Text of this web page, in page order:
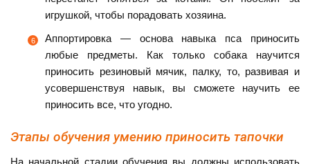
игрушкой, чтобы порадовать хозяина.
Аппортировка — основа навыка пса приносить
любые предметы. Как только собака научится
приносить резиновый мячик, палку, то, развивая и
усовершенствуя навык, вы сможете научить ее
приносить все, что угодно.
Этапы обучения умению приносить тапочки
На начальной стадии обучения вы должны использовать